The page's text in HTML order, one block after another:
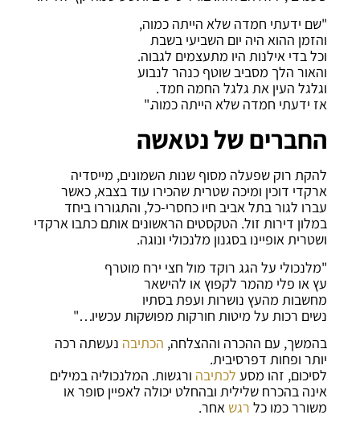
"שם ידעתי חמדה שלא הייתה כמוה,
והזמן ההוא היה יום השביעי בשבת
וכל בדי אילנות היו מתעצמים לגבוה.
והאור הלך מסביב שוטף כנהר לנבוע
וגלגל העין את גלגל החמה חמד.
אז ידעתי חמדה שלא הייתה כמוה."
החברים של נטאשה
להקת רוק שפעלה מסוף שנות השמונים, מייסדיה
ארקדי דוכין ומיכה שטרית שהכירו עוד בצבא, כאשר
עברו לגור בתל אביב חיו כחסרי-כל, והתגוררו ביחד
במלון דירות זול. הטקסטים הראשונים אותם כתבו ארקדי
ושטרית אופיינו בסגנון מלנכולי ונוגה.
"מלנכולי על הגג רוקד מול חצי ירח מוטרף
עץ או פלי מהמר לקפוץ או להישאר
מחשבות מהעץ נושרות ועפת בסתיו
נשים רכות על מיטות חורקות מפושקות עכשיו…"
בהמשך, עם ההכרה וההצלחה, הכתיבה נעשתה רכה
יותר ופחות דפרסיבית.
לסיכום, זהו מסע לכתיבה ורגשות. המלנכוליה במילים
אינה בהכרח שלילית ובהחלט יכולה לאפיין סופר או
משורר כמו כל רגשאחר.